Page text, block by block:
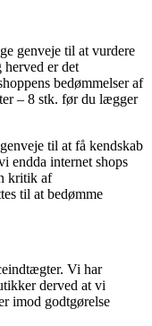
genveje til at vurdere
herved er det
bedømmelser af
– 8 stk. før du lægger
til at få kendskab
endda internet shops
kritik af
til at bedømme
Vi har
derved at vi
imod godtgørelse